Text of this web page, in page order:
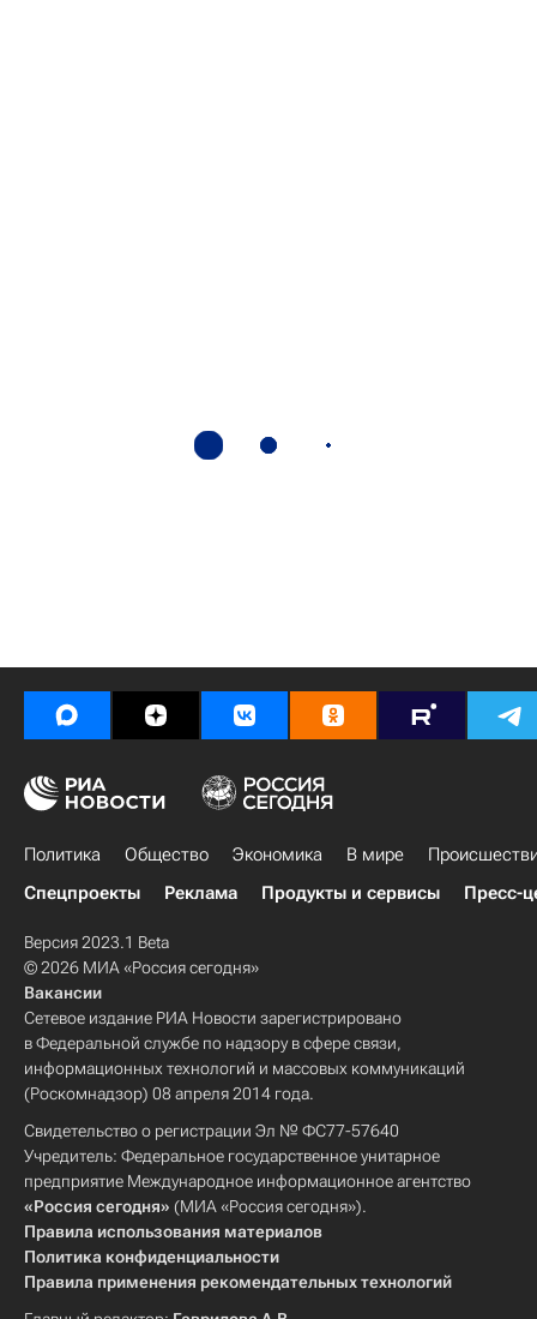
Политика Общество Экономика В мире
Спецпроекты
Реклама Продукты и сервисы Пресс-
Версия 2023.1 Beta
© 2026 МИА «Россия сегодня»
Вакансии
Сетевое издание РИА Новости зарегистрировано
в Федеральной службе по надзору в сфере связи,
информационных технологий и массовых коммуникаций
(Роскомнадзор) 08 апреля 2014 года.
Свидетельство о регистрации Эл № ФС77-57640
Учредитель: Федеральное государственное унитарное
предприятие Международное информационное агентство
«Россия сегодня» (МИА «Россия сегодня»).
Правила использования материалов
Политика конфиденциальности
Правила применения рекомендательных технологий